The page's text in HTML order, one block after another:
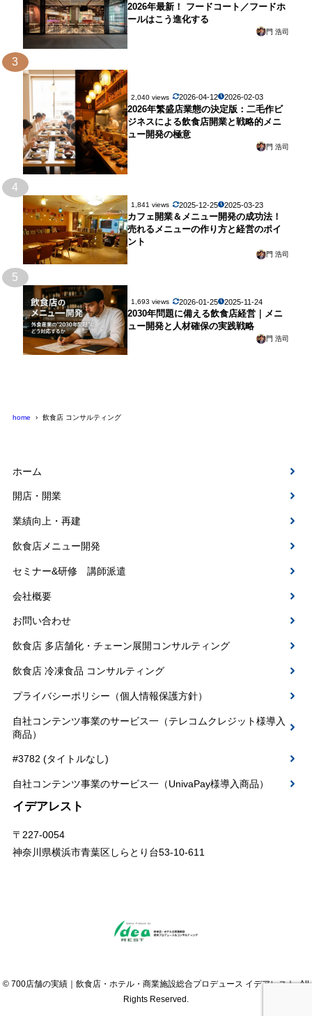
2026年最新！ フードコート／フードホ
ールはこう進化する
門 浩司
3
2,040 views 2026-04-12 2026-02-03
2026年繁盛店業態の決定版：二毛作ビ
ジネスによる飲食店開業と戦略的メニ
ュー開発の極意
門 浩司
4
1,841 views 2025-12-25 2025-03-23
カフェ開業＆メニュー開発の成功法！
売れるメニューの作り方と経営のポイ
ント
門 浩司
5
1,693 views 2026-01-25 2025-11-24
2030年問題に備える飲食店経営｜メニ
ュー開発と人材確保の実践戦略
門 浩司
home 飲食店 コンサルティング
ホーム
開店・開業
業績向上・再建
飲食店メニュー開発
セミナー&研修 講師派遣
会社概要
お問い合わせ
飲食店 多店舗化・チェーン展開コンサルティング
飲食店 冷凍食品 コンサルティング
プライバシーポリシー（個人情報保護方針）
自社コンテンツ事業のサービス一（テレコムクレジット様導入
商品）
#3782 (タイトルなし)
自社コンテンツ事業のサービス一（UnivaPay様導入商品）
イデアレスト
〒227-0054
神奈川県横浜市青葉区しらとり台53-10-611
© 700店舗の実績｜飲食店・ホテル・商業施設総合プロデュース イデアレスト. All
Rights Reserved.